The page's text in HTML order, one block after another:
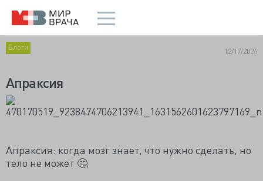
Блоги 12/17/2024
Апраксия
Апраксия: когда мозг знает, что нужно сделать, но
тело не может 🤔